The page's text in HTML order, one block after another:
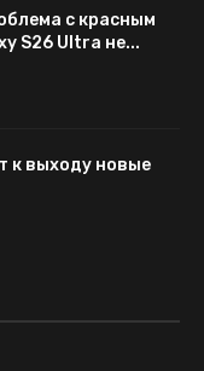
с красным
S26 Ultra не...
к выходу новые